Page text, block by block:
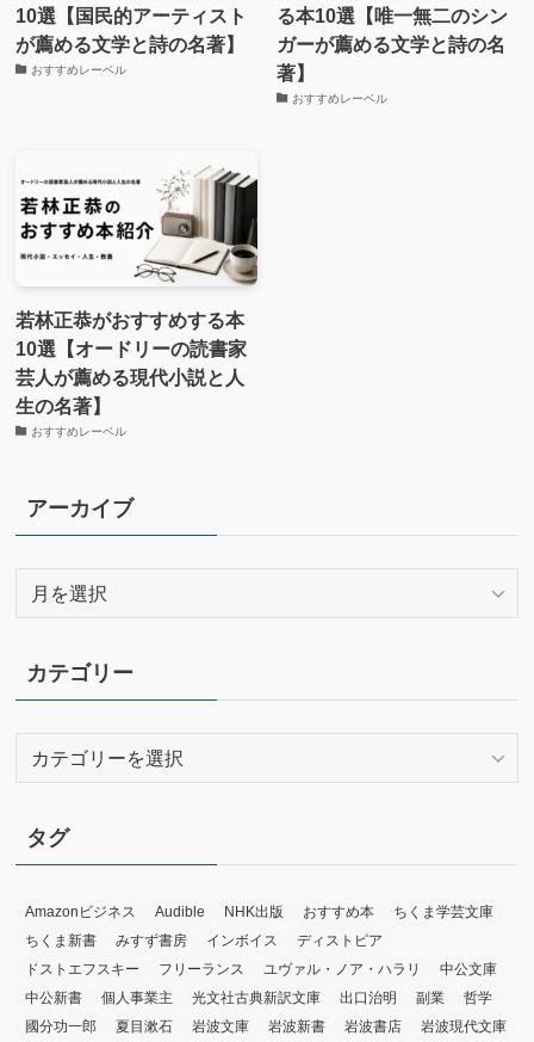
10選【国民的アーティスト
が薦める文学と詩の名著】
おすすめレーベル
る本10選【唯一無二のシン
ガーが薦める文学と詩の名
著】
おすすめレーベル
若林正恭がおすすめする本
10選【オードリーの読書家
芸人が薦める現代小説と人
生の名著】
おすすめレーベル
アーカイブ
イ
ブ
カテゴリー
リ
ー
タグ
Amazonビジネス Audible NHK出版 おすすめ本
ちくま学芸文庫
ちくま新書
みすず書房 インボイス
ディストピア
ドストエフスキー
フリーランス ユヴァル・ノア・ハラリ
中公文庫
中公新書
個人事業主 光文社古典新訳文庫 出口治明 副業
哲学
國分功一郎
夏目漱石 岩波文庫 岩波新書 岩波書店 岩波現代文庫